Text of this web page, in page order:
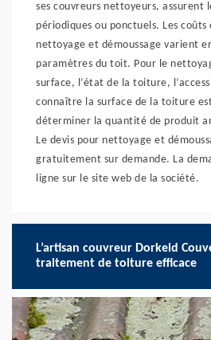
ses couvreurs nettoyeurs, assurent
périodiques ou ponctuels. Les
nettoyage et démoussage varient
paramètres du toit. Pour le
surface, l’état de la toiture,
connaître la surface de la toiture
déterminer la quantité de produit
Le devis pour nettoyage et
gratuitement sur demande. La
ligne sur le site web de la société.
L’artisan couvreur Dorkeld
traitement de toiture efficace